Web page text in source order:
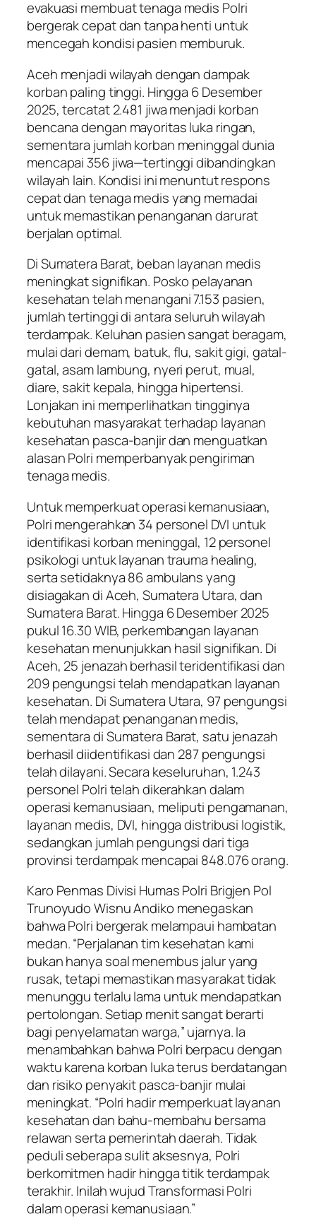
evakuasi membuat tenaga medis Polri
bergerak cepat dan tanpa henti untuk
mencegah kondisi pasien memburuk.
Aceh menjadi wilayah dengan dampak
korban paling tinggi. Hingga 6 Desember
2025, tercatat 2.481 jiwa menjadi korban
bencana dengan mayoritas luka ringan,
sementara jumlah korban meninggal dunia
mencapai 356 jiwa—tertinggi dibandingkan
wilayah lain. Kondisi ini menuntut respons
cepat dan tenaga medis yang memadai
untuk memastikan penanganan darurat
berjalan optimal.
Di Sumatera Barat, beban layanan medis
meningkat signifikan. Posko pelayanan
kesehatan telah menangani 7.153 pasien,
jumlah tertinggi di antara seluruh wilayah
terdampak. Keluhan pasien sangat beragam,
mulai dari demam, batuk, flu, sakit gigi, gatal-
gatal, asam lambung, nyeri perut, mual,
diare, sakit kepala, hingga hipertensi.
Lonjakan ini memperlihatkan tingginya
kebutuhan masyarakat terhadap layanan
kesehatan pasca-banjir dan menguatkan
alasan Polri memperbanyak pengiriman
tenaga medis.
Untuk memperkuat operasi kemanusiaan,
Polri mengerahkan 34 personel DVI untuk
identifikasi korban meninggal, 12 personel
psikologi untuk layanan trauma healing,
serta setidaknya 86 ambulans yang
disiagakan di Aceh, Sumatera Utara, dan
Sumatera Barat. Hingga 6 Desember 2025
pukul 16.30 WIB, perkembangan layanan
kesehatan menunjukkan hasil signifikan. Di
Aceh, 25 jenazah berhasil teridentifikasi dan
209 pengungsi telah mendapatkan layanan
kesehatan. Di Sumatera Utara, 97 pengungsi
telah mendapat penanganan medis,
sementara di Sumatera Barat, satu jenazah
berhasil diidentifikasi dan 287 pengungsi
telah dilayani. Secara keseluruhan, 1.243
personel Polri telah dikerahkan dalam
operasi kemanusiaan, meliputi pengamanan,
layanan medis, DVI, hingga distribusi logistik,
sedangkan jumlah pengungsi dari tiga
provinsi terdampak mencapai 848.076 orang.
Karo Penmas Divisi Humas Polri Brigjen Pol
Trunoyudo Wisnu Andiko menegaskan
bahwa Polri bergerak melampaui hambatan
medan. “Perjalanan tim kesehatan kami
bukan hanya soal menembus jalur yang
rusak, tetapi memastikan masyarakat tidak
menunggu terlalu lama untuk mendapatkan
pertolongan. Setiap menit sangat berarti
bagi penyelamatan warga,” ujarnya. Ia
menambahkan bahwa Polri berpacu dengan
waktu karena korban luka terus berdatangan
dan risiko penyakit pasca-banjir mulai
meningkat. “Polri hadir memperkuat layanan
kesehatan dan bahu-membahu bersama
relawan serta pemerintah daerah. Tidak
peduli seberapa sulit aksesnya, Polri
berkomitmen hadir hingga titik terdampak
terakhir. Inilah wujud Transformasi Polri
dalam operasi kemanusiaan.”